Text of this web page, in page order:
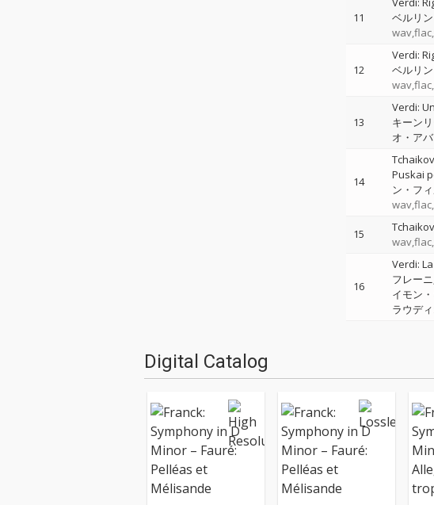
11
ベルリ
12
Verdi:
ベルリ
13
Verdi:
キーン
オ・ア
14
Puskai
ン・フ
15
16
Verdi:
フレーニ
イモン
ラウデ
Digital Catalog